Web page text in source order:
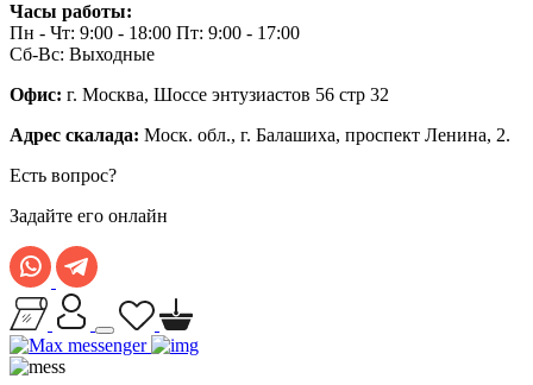
Часы работы:
Пн - Чт: 9:00 - 18:00 Пт: 9:00 - 17:00
Сб-Вс: Выходные
Офис: г. Москва, Шоссе энтузиастов 56 стр 32
Адрес скалада: Моск. обл., г. Балашиха, проспект Ленина, 2.
Есть вопрос?
Задайте его онлайн